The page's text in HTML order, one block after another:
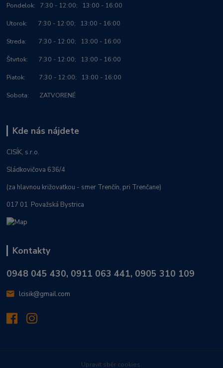
Pondelok: 7:30 - 12:00; 13:00 - 16:00
Utorok: 7:30 - 12:00; 13:00 - 16:00
Streda: 7:30 - 12:00; 13:00 - 16:00
Štvrtok: 7:30 - 12:00; 13:00 - 16:00
Piatok: 7:30 - 12:00; 13:00 - 16:00
Sobota: ZATVORENÉ
Kde nás nájdete
CISÍK, s.r.o.
Sládkovičova 636/4
(za hlavnou križovatkou - smer Trenčín, pri Trenčane)
017 01 Považská Bystrica
Kontakty
0948 045 430, 0911 063 441, 0905 310 109
lcisik@gmail.com
Upravit sběr cookies.